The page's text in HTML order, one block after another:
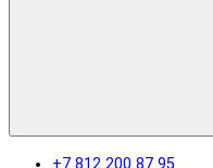
+7 812 200 87 95